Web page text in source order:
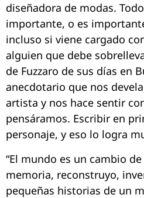
diseñadora de modas.
importante, o es
incluso si viene cargado
alguien que debe
de Fuzzaro de sus días en
anecdotario que nos
artista y nos hace sentir
pensáramos. Escribir en
personaje, y eso lo logra
“El mundo es un cambio
memoria, reconstruyo,
pequeñas historias de un